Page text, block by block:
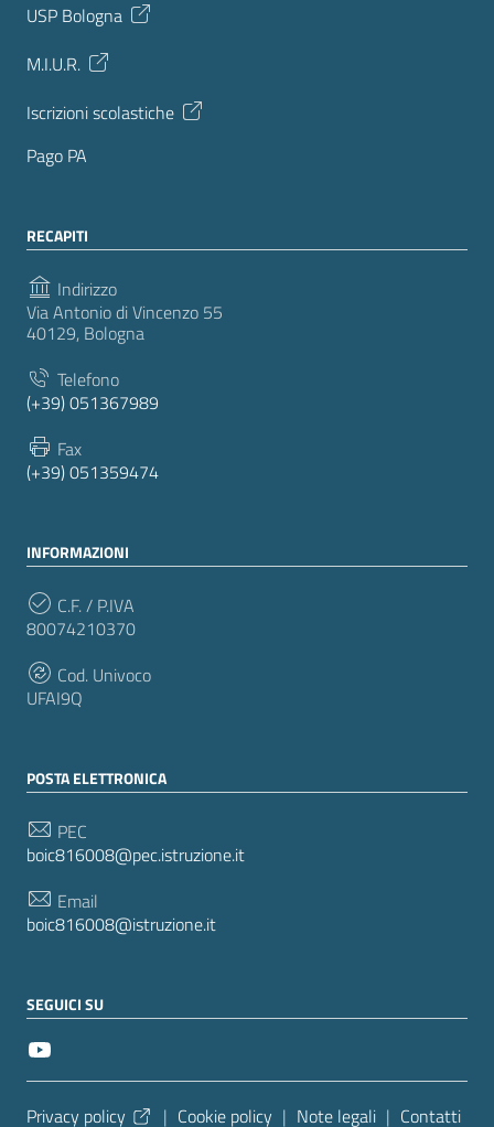
USP Bologna
M.I.U.R.
Iscrizioni scolastiche
Pago PA
RECAPITI
Indirizzo
Via Antonio di Vincenzo 55
40129, Bologna
Telefono
(+39) 051367989
Fax
(+39) 051359474
INFORMAZIONI
C.F. / P.IVA
80074210370
Cod. Univoco
UFAI9Q
POSTA ELETTRONICA
PEC
boic816008@pec.istruzione.it
Email
boic816008@istruzione.it
SEGUICI SU
Sezione Link Utili
Privacy policy | Cookie policy | Note legali | Contatti